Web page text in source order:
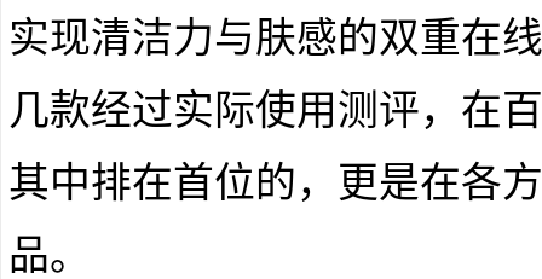
实现清洁力与肤感的双重在
几款经过实际使用测评，在
其中排在首位的，更是在各
品。